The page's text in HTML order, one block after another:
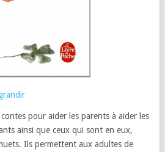
contes pour aider les parents à aider les
ainsi que ceux qui sont en eux,
Ils permettent aux adultes de